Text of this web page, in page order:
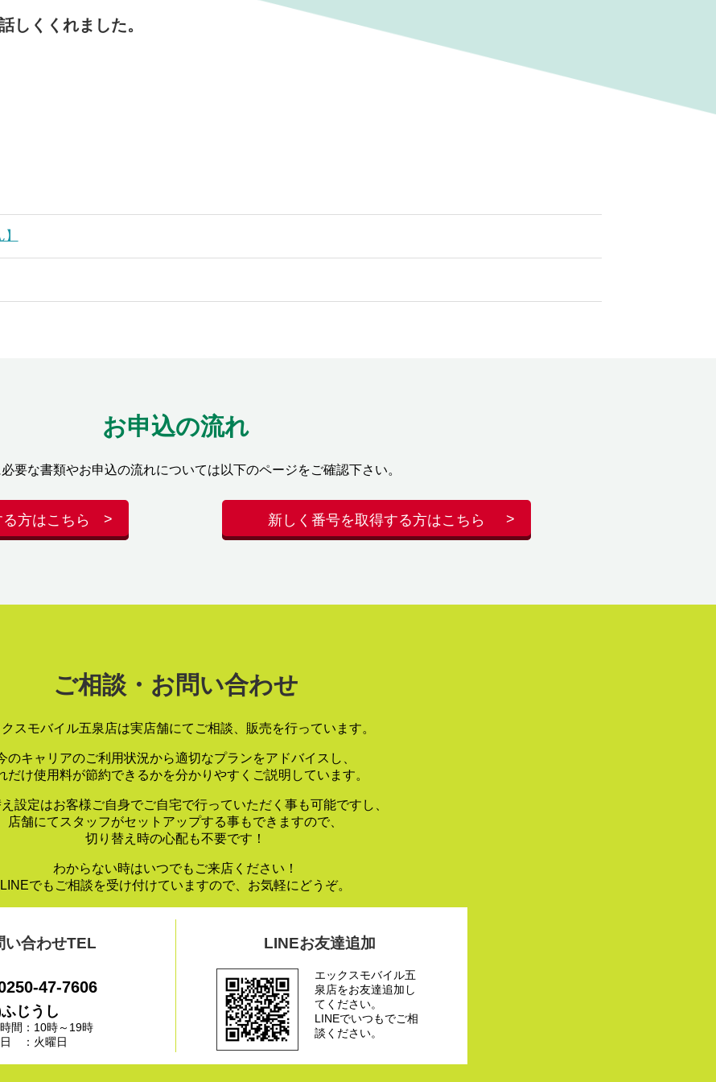
しくくれました。
お申込の流れ
要な書類やお申込の流れについては以下のページをご確認下さい。
方はこちら 新しく番号を取得する方はこちら
ご相談・お問い合わせ
スモバイル五泉店は実店舗にてご相談、販売を行っています。
のキャリアのご利用状況から適切なプランをアドバイスし、
だけ使用料が節約できるかを分かりやすくご説明しています。
設定はお客様ご自身でご自宅で行っていただく事も可能ですし、
店舗にてスタッフがセットアップする事もできますので、
切り替え時の心配も不要です！
わからない時はいつでもご来店ください！
LINEでもご相談を受け付けていますので、お気軽にどうぞ。
い合わせTEL
47-7606
じうし
間：10時～19時
日 ：火曜日
LINEお友達追加
エックスモバイル五
泉店をお友達追加し
てください。
LINEでいつもでご相
談ください。